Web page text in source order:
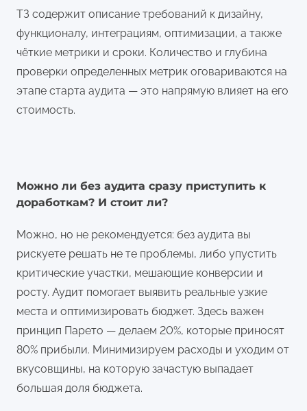
ТЗ содержит описание требований к дизайну,
функционалу, интеграциям, оптимизации, а также
чёткие метрики и сроки. Количество и глубина
проверки определенных метрик оговариваются на
этапе старта аудита — это напрямую влияет на его
стоимость.
Можно ли без аудита сразу приступить к
доработкам? И стоит ли?
Можно, но не рекомендуется: без аудита вы
рискуете решать не те проблемы, либо упустить
критические участки, мешающие конверсии и
росту. Аудит помогает выявить реальные узкие
места и оптимизировать бюджет. Здесь важен
принцип Парето — делаем 20%, которые приносят
80% прибыли. Минимизируем расходы и уходим от
вкусовщины, на которую зачастую выпадает
большая доля бюджета.